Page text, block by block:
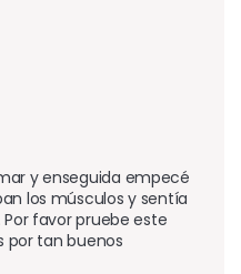
y enseguida empecé
los músculos y sentía
favor pruebe este
por tan buenos